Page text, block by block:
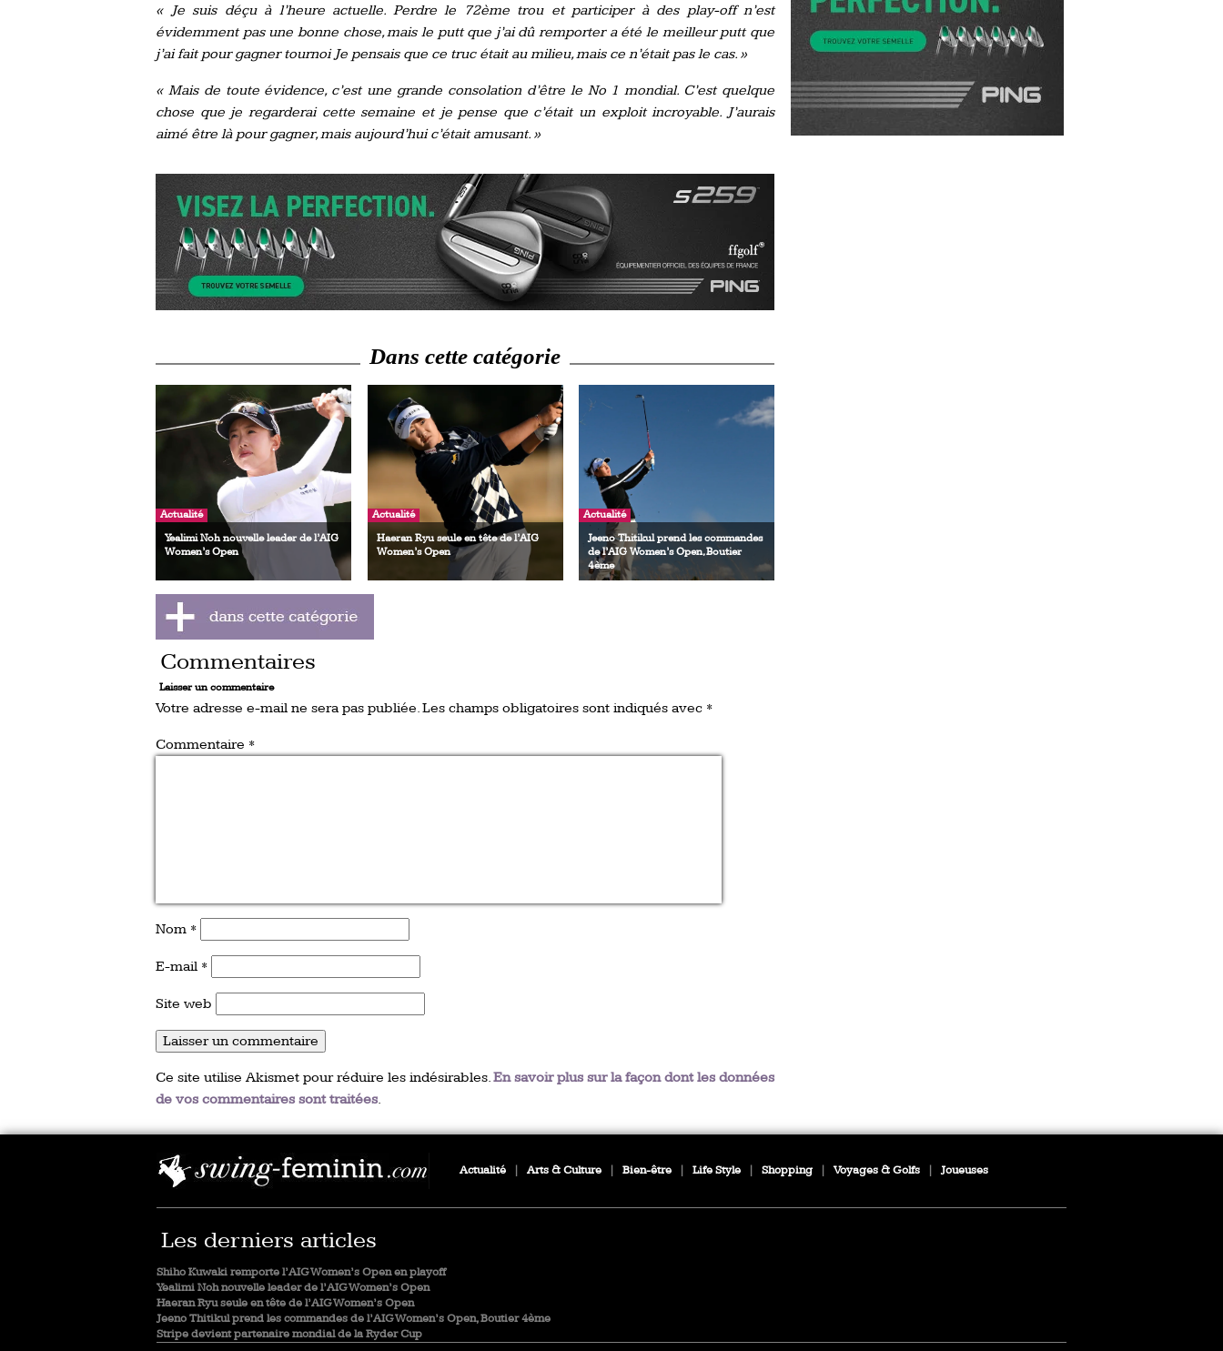
« Je suis déçu à l’heure actuelle. Perdre le 72ème trou et participer à des play-off n’est
évidemment pas une bonne chose, mais le putt que j’ai dû remporter a été le meilleur putt que
j’ai fait pour gagner tournoi Je pensais que ce truc était au milieu, mais ce n’était pas le cas. »
« Mais de toute évidence, c’est une grande consolation d’être le No 1 mondial. C’est quelque
chose que je regarderai cette semaine et je pense que c’était un exploit incroyable. J’aurais
aimé être là pour gagner, mais aujourd’hui c’était amusant. »
Dans cette catégorie
Actualité
Yealimi Noh nouvelle leader de l’AIG
Women’s Open
Actualité
Haeran Ryu seule en tête de l’AIG
Women’s Open
Actualité
Jeeno Thitikul prend les commandes
de l’AIG Women’s Open, Boutier
4ème
Commentaires
Laisser un commentaire
Votre adresse e-mail ne sera pas publiée.Les champs obligatoires sont indiqués avec *
Commentaire *
Nom *
E-mail *
Site web
Ce site utilise Akismet pour réduire les indésirables.En savoir plus sur la façon dont les données
de vos commentaires sont traitées.
Lacoste Ladies Open 2025 : Céline Boutier
de retour à Deauville
Chypre
Actualité Arts & Culture Bien-être Life Style Shopping Voyages & Golfs Joueuses
Les derniers articles
Shiho Kuwaki remporte l’AIG Women’s Open en playoff
Yealimi Noh nouvelle leader de l’AIG Women’s Open
Haeran Ryu seule en tête de l’AIG Women’s Open
Jeeno Thitikul prend les commandes de l’AIG Women’s Open, Boutier 4ème
Stripe devient partenaire mondial de la Ryder Cup